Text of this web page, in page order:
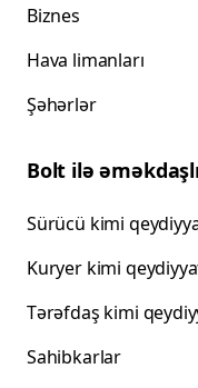
Biznes
Hava limanları
Şəhərlər
Bolt ilə
Sürücü kimi
Kuryer kimi
Tərəfdaş kimi
Sahibkarlar